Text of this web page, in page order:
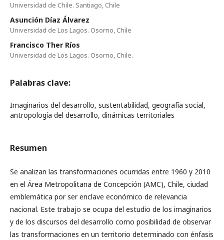
Universidad de Chile. Santiago, Chile
Asunción Díaz Álvarez
Universidad de Los Lagos. Osorno, Chile
Francisco Ther Ríos
Universidad de Los Lagos. Osorno, Chile.
Palabras clave:
Imaginarios del desarrollo, sustentabilidad, geografía social,
antropología del desarrollo, dinámicas territoriales
Resumen
Se analizan las transformaciones ocurridas entre 1960 y 2010
en el Área Metropolitana de Concepción (AMC), Chile, ciudad
emblemática por ser enclave económico de relevancia
nacional. Este trabajo se ocupa del estudio de los imaginarios
y de los discursos del desarrollo como posibilidad de observar
las transformaciones en un territorio determinado con énfasis